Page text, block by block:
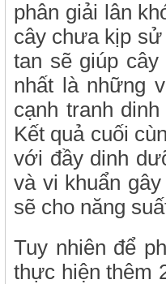
phân giải lân
cây chưa kịp
tan sẽ giúp
nhất là những
cạnh tranh
Kết quả cuối
với đầy dinh
và vi khuẩn
sẽ cho năng
Tuy nhiên để
thực hiện thêm